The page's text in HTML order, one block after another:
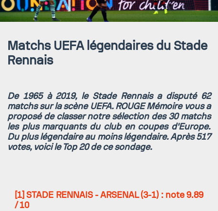
Matchs UEFA légendaires du Stade
Rennais
De 1965 à 2019, le Stade Rennais a disputé 62
matchs sur la scène UEFA. ROUGE Mémoire vous a
proposé de classer notre sélection des 30 matchs
les plus marquants du club en coupes d'Europe.
Du plus légendaire au moins légendaire. Après 517
votes, voici le Top 20 de ce sondage.
[1]STADE RENNAIS - ARSENAL(3-1) : note 9.89
/ 10